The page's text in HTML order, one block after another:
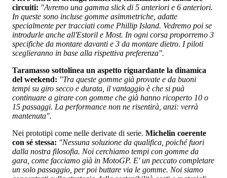
circuiti: "Avremo una gamma slick di 5 anteriori e 6 anteriori.
In queste sono incluse gomme asimmetriche, adatte
specialmente per tracciati come Phillip Island. Vedremo poi se
introdurle anche all'Estoril e Most. In ogni corsa proporremo 3
specifiche da montare davanti e 3 da montare dietro. I piloti
sceglieranno in base alla rispettiva preferenza".
Taramasso sottolinea un aspetto riguardante la dinamica
del weekend: "Tra queste gomme già provate e da buoni
tempi su giro secco e durata, il vantaggio è che si puà
continuare a girare con gomme che già hanno ricoperto 10 o
15 passaggi. La performance non ne risentirà, anzi: verrà
mantenuta".
Nei prototipi come nelle derivate di serie. Michelin coerente
con sé stessa: "Nessuna soluzione da qualifica, poiché fuori
dalla nostra filosofia. Noi cerchiamo tempi con gomme da
gara, come facciamo già in MotoGP. E' un peccato completare
un solo passaggio, per poi buttare via le gomme. Noi siamo